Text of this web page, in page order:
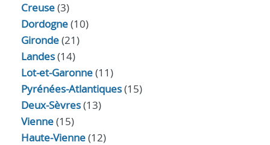
Creuse(3)
Dordogne(10)
Gironde(21)
Landes(14)
Lot-et-Garonne(11)
Pyrénées-Atlantiques(15)
Deux-Sèvres(13)
Vienne(15)
Haute-Vienne(12)